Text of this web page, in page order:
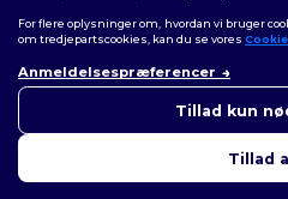
For flere oplysninger om, hvordan vi bruger
om tredjepartscookies, kan du se vores
Anmeldelsespræferencer
Tillad kun
Tillader